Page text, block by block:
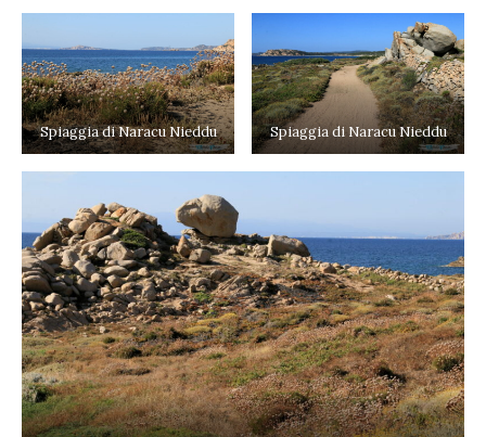
Spiaggia di Naracu Nieddu Spiaggia di Naracu Nieddu